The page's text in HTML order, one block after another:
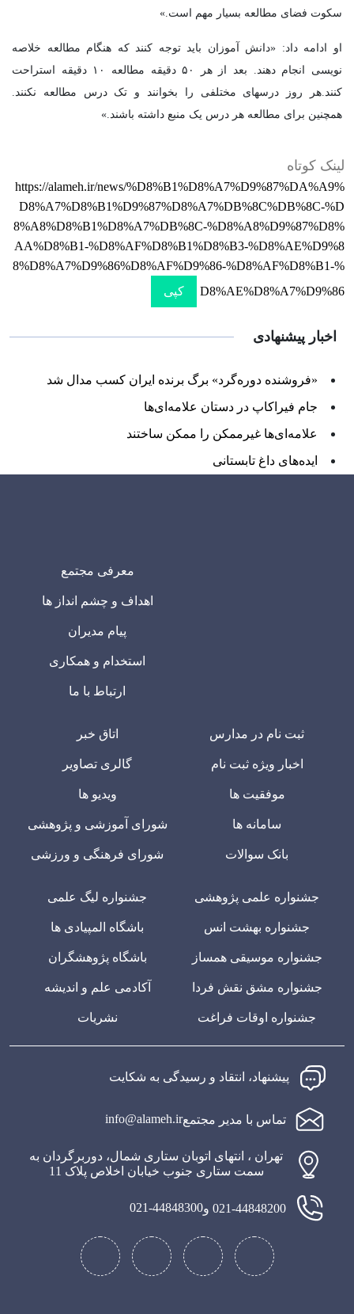
سکوت فضای مطالعه بسیار مهم است.»
او ادامه داد: «دانش آموزان باید توجه کنند که هنگام مطالعه خلاصه
نویسی انجام دهند. بعد از هر ۵۰ دقیقه مطالعه ۱۰ دقیقه استراحت
کنند.هر روز درسهای مختلفی را بخوانند و تک درس مطالعه نکنند.
همچنین برای مطالعه هر درس یک منبع داشته باشند.»
لینک کوتاه
https://alameh.ir/news/%D8%B1%D8%A7%D9%87%DA%A9%
D8%A7%D8%B1%D9%87%D8%A7%DB%8C%DB%8C-%D
8%A8%D8%B1%D8%A7%DB%8C-%D8%A8%D9%87%D8%
AA%D8%B1-%D8%AF%D8%B1%D8%B3-%D8%AE%D9%8
8%D8%A7%D9%86%D8%AF%D9%86-%D8%AF%D8%B1-%
D8%AE%D8%A7%D9%86
کپی
اخبار پیشنهادی
«فروشنده دوره‌گرد» برگ برنده ایران کسب مدال شد
جام فیراکاپ در دستان علامه‌ای‌ها
علامه‌ای‌ها غیرممکن را ممکن ساختند
ایده‌های داغ تابستانی
معرفی مجتمع
اهداف و چشم انداز ها
پیام مدیران
استخدام و همکاری
ارتباط با ما
ثبت نام در مدارس
اخبار ویژه ثبت نام
موفقیت ها
سامانه ها
بانک سوالات
اتاق خبر
گالری تصاویر
ویدیو ها
شورای آموزشی و پژوهشی
شورای فرهنگی و ورزشی
جشنواره علمی پژوهشی
جشنواره بهشت انس
جشنواره موسیقی همساز
جشنواره مشق نقش فردا
جشنواره اوقات فراغت
جشنواره لیگ علمی
باشگاه المپیادی ها
باشگاه پژوهشگران
آکادمی علم و اندیشه
نشریات
پیشنهاد، انتقاد و رسیدگی به شکایت
تماس با مدیر مجتمعinfo@alameh.ir
تهران ، انتهای اتوبان ستاری شمال، دوربرگردان به
سمت ستاری جنوب خیابان اخلاص پلاک 11
021-44848200 و 021-44848300